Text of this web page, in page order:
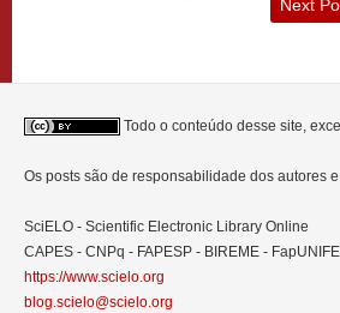
Next
Todo o conteúdo desse site,
Os posts são de responsabilidade dos autores
SciELO - Scientific Electronic Library Online
CAPES - CNPq - FAPESP - BIREME -
https://www.scielo.org
blog.scielo@scielo.org